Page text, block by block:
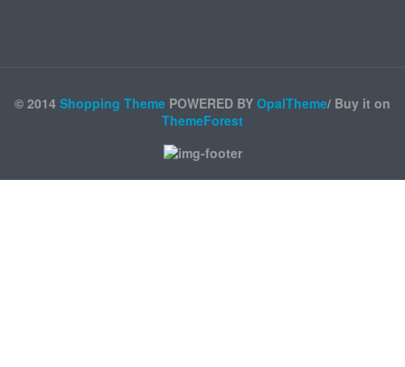
© 2014 Shopping Theme POWERED BY OpalTheme/ Buy it on
ThemeForest